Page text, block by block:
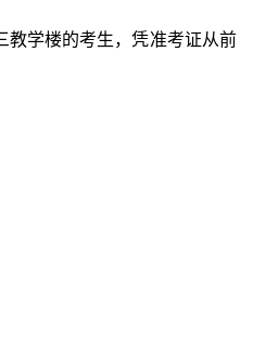
教学楼的考生，凭准考证从前